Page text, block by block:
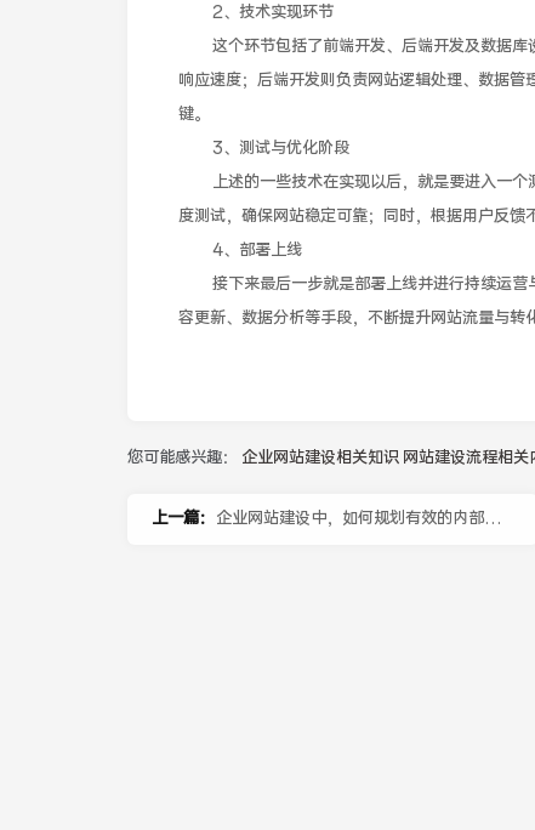
2、技术实现环节
这个环节包括了前端开发、后端开发及数据库
响应速度；后端开发则负责网站逻辑处理、数据
键。
3、测试与优化阶段
上述的一些技术在实现以后，就是要进入一个
度测试，确保网站稳定可靠；同时，根据用户反馈
4、部署上线
接下来最后一步就是部署上线并进行持续运营
容更新、数据分析等手段，不断提升网站流量与转
您可能感兴趣： 企业网站建设相关知识 网站建设流程相关
上一篇： 企业网站建设中，如何规划有效的内部链